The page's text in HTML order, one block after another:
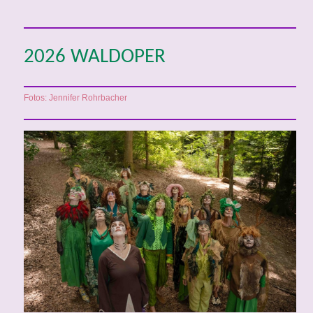
2026 WALDOPER
Fotos: Jennifer Rohrbacher